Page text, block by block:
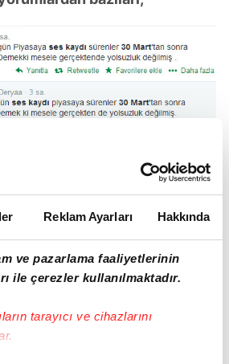
Reklam Ayarları Hakkında
ve pazarlama faaliyetlerinin
ile çerezler kullanılmaktadır.
tarayıcı ve cihazlarını